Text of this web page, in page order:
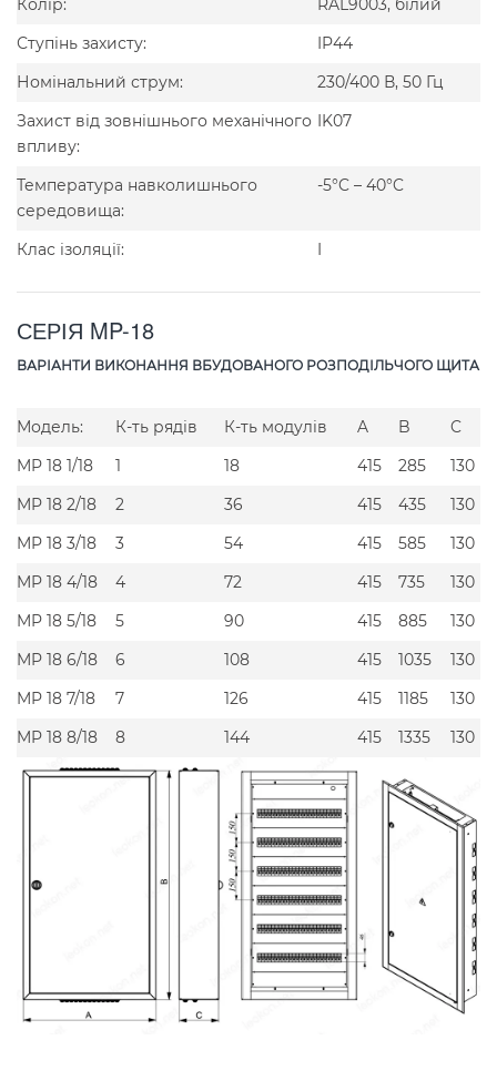
Ступінь захисту:
IP44
Номінальний струм:
230/400 В, 50 Гц
Захист від зовнішнього механічного
впливу:
IK07
Температура навколишнього
середовища:
-5°C – 40°C
Клас ізоляції: I
СЕРІЯ MP-18
ВАРІАНТИ ВИКОНАННЯ ВБУДОВАНОГО РОЗПОДІЛЬЧОГО ЩИТА
Модель: К-ть рядів К-ть модулів A B
C
MP 18 1/18
1 18 415 285
130
MP 18 2/18
2 36 415 435
130
MP 18 3/18
3 54 415 585
130
MP 18 4/18
4 72 415 735
130
MP 18 5/18
5 90 415 885
130
MP 18 6/18
6 108 415 1035
130
MP 18 7/18
7 126 415 1185
130
MP 18 8/18
8 144 415 1335 130